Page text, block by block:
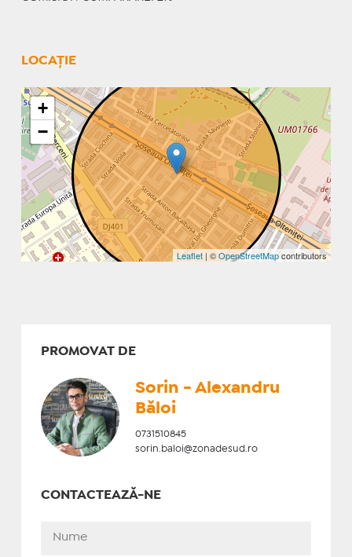
LOCAȚIE
+
−
Leaflet | ©OpenStreetMapcontributors
PROMOVAT DE
Sorin - Alexandru
Băloi
0731510845
sorin.baloi@zonadesud.ro
CONTACTEAZĂ-NE